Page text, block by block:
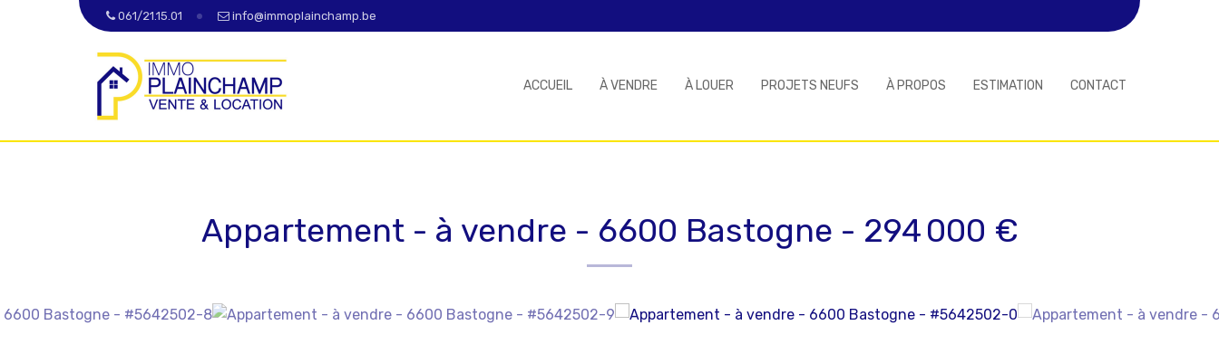
061/21.15.01 info@immoplainchamp.be
ACCUEIL À VENDRE À LOUER PROJETS NEUFS À PROPOS ESTIMATION CONTACT
Appartement - à vendre - 6600 Bastogne - 294 000 €